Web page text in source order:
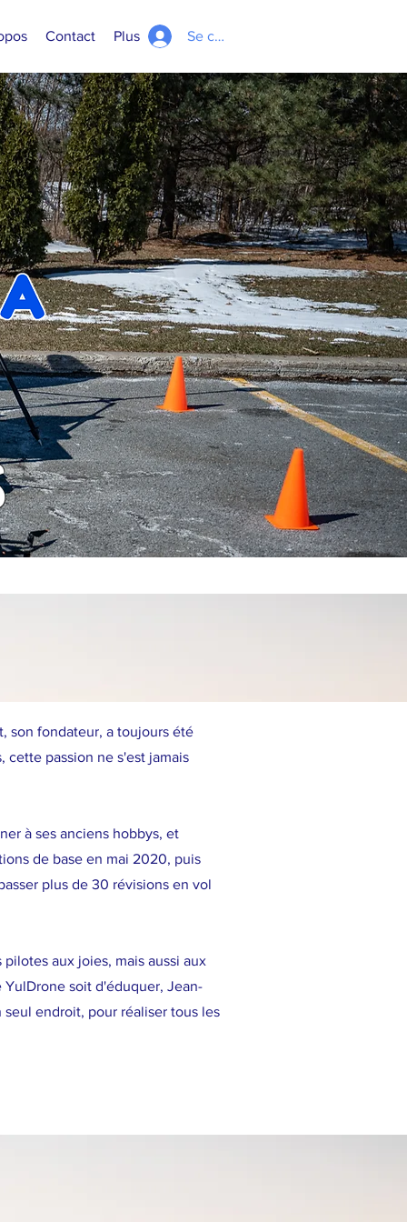
Contact Plus Se connecter
son fondateur, a toujours été
passion ne s'est jamais
à ses anciens hobbys, et
de base en mai 2020, puis
plus de 30 révisions en vol
aux joies, mais aussi aux
soit d'éduquer, Jean-
endroit, pour réaliser tous les